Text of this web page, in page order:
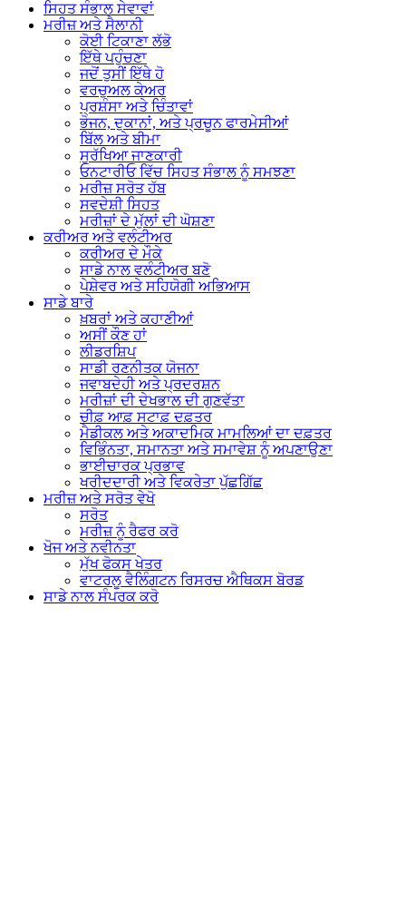
ਸਿਹਤ ਸੰਭਾਲ ਸੇਵਾਵਾਂ
ਮਰੀਜ਼ ਅਤੇਸੈਲਾਨੀ
ਕੋਈ ਟਿਕਾਣਾ ਲੱਭੋ
ਇੱਥੇ ਪਹੁੰਚਣਾ
ਜਦੋਂ ਤੁਸੀਂ ਇੱਥੇ ਹੋ
ਵਰਚੁਅਲ ਕੇਅਰ
ਪ੍ਰਸ਼ੰਸਾ ਅਤੇ ਚਿੰਤਾਵਾਂ
ਭੋਜਨ, ਦੁਕਾਨਾਂ, ਅਤੇ ਪ੍ਰਚੂਨ ਫਾਰਮੇਸੀਆਂ
ਬਿੱਲ ਅਤੇ ਬੀਮਾ
ਸੁਰੱਖਿਆ ਜਾਣਕਾਰੀ
ਓਨਟਾਰੀਓ ਵਿੱਚ ਸਿਹਤ ਸੰਭਾਲ ਨੂੰ ਸਮਝਣਾ
ਮਰੀਜ਼ ਸਰੋਤ ਹੱਬ
ਸਵਦੇਸ਼ੀ ਸਿਹਤ
ਮਰੀਜ਼ਾਂ ਦੇ ਮੁੱਲਾਂ ਦੀ ਘੋਸ਼ਣਾ
ਕਰੀਅਰ ਅਤੇਵਲੰਟੀਅਰ
ਕਰੀਅਰ ਦੇ ਮੌਕੇ
ਸਾਡੇ ਨਾਲ ਵਲੰਟੀਅਰ ਬਣੋ
ਪੇਸ਼ੇਵਰ ਅਤੇ ਸਹਿਯੋਗੀ ਅਭਿਆਸ
ਸਾਡੇ ਬਾਰੇ
ਖ਼ਬਰਾਂ ਅਤੇ ਕਹਾਣੀਆਂ
ਅਸੀਂ ਕੌਣ ਹਾਂ
ਲੀਡਰਸ਼ਿਪ
ਸਾਡੀ ਰਣਨੀਤਕ ਯੋਜਨਾ
ਜਵਾਬਦੇਹੀ ਅਤੇ ਪ੍ਰਦਰਸ਼ਨ
ਮਰੀਜ਼ਾਂ ਦੀ ਦੇਖਭਾਲ ਦੀ ਗੁਣਵੱਤਾ
ਚੀਫ਼ ਆਫ਼ ਸਟਾਫ਼ ਦਫ਼ਤਰ
ਮੈਡੀਕਲ ਅਤੇ ਅਕਾਦਮਿਕ ਮਾਮਲਿਆਂ ਦਾ ਦਫ਼ਤਰ
ਵਿਭਿੰਨਤਾ, ਸਮਾਨਤਾ ਅਤੇ ਸਮਾਵੇਸ਼ ਨੂੰ ਅਪਣਾਉਣਾ
ਭਾਈਚਾਰਕ ਪ੍ਰਭਾਵ
ਖਰੀਦਦਾਰੀ ਅਤੇ ਵਿਕਰੇਤਾ ਪੁੱਛਗਿੱਛ
ਮਰੀਜ਼ ਅਤੇਸਰੋਤਵੇਖੋ
ਸਰੋਤ
ਮਰੀਜ਼ ਨੂੰ ਰੈਫਰ ਕਰੋ
ਖੋਜ ਅਤੇਨਵੀਨਤਾ
ਮੁੱਖ ਫੋਕਸ ਖੇਤਰ
ਵਾਟਰਲੂ ਵੈਲਿੰਗਟਨ ਰਿਸਰਚ ਐਥਿਕਸ ਬੋਰਡ
ਸਾਡੇ ਨਾਲ ਸੰਪਰਕ ਕਰੋ